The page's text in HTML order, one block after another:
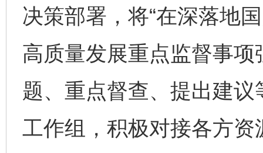
决策部署，将“在深落地
高质量发展重点监督事
题、重点督查、提出建
工作组，积极对接各方